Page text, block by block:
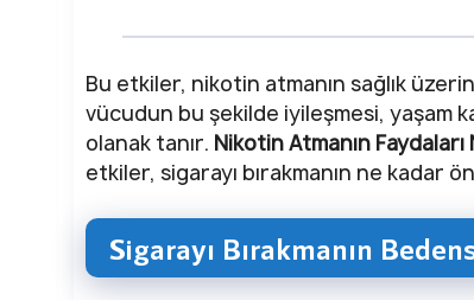
Bu etkiler, nikotin atmanın sağlık
vücudun bu şekilde iyileşmesi, yaşam
olanak tanır. Nikotin Atmanın
etkiler, sigarayı bırakmanın ne kadar
Sigarayı Bırakmanın